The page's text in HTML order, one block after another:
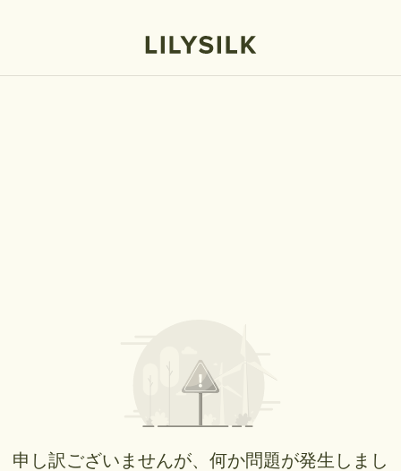
申し訳ございませんが、何か問題が発生しまし